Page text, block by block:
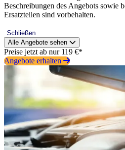
Beschreibungen des Angebots sowie
Ersatzteilen sind vorbehalten.
Schließen
Alle Angebote sehen
Preise jetzt ab nur 119 €*
Angebote erhalten